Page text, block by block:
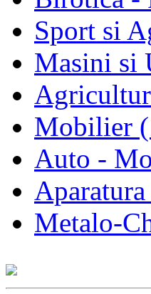
Sport si
Masini si
Mobilier
Auto -
Metalo-